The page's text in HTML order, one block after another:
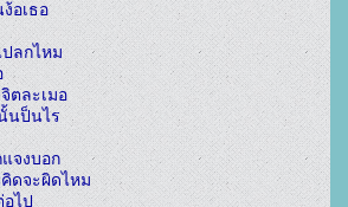
อเธอ
ลกไหม
ตละเมอ
นป็นไร
จงบอก
ดจะผิดไหม
ไป